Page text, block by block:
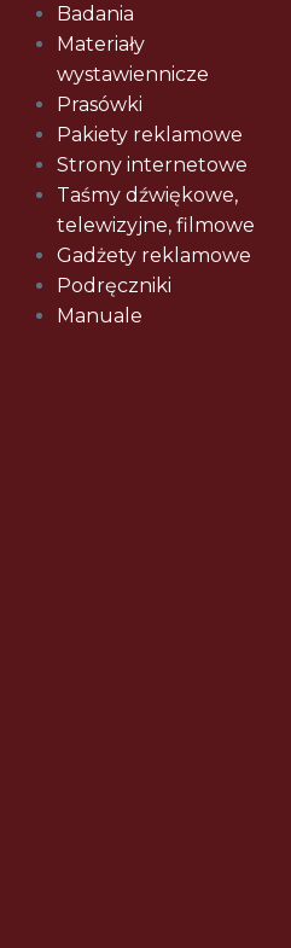
Badania
Materiały
wystawiennicze
Prasówki
Pakiety reklamowe
Strony internetowe
Taśmy dźwiękowe,
telewizyjne, filmowe
Gadżety reklamowe
Podręczniki
Manuale